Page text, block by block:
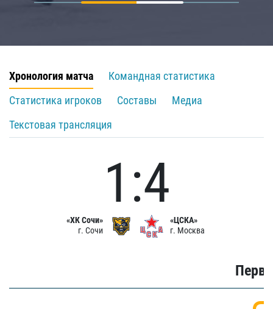
Хронология матча
Командная статистика
Статистика игроков
Составы
Медиа
Текстовая трансляция
«ХК Сочи»
г. Сочи
1:4
«ЦСКА»
г. Москва